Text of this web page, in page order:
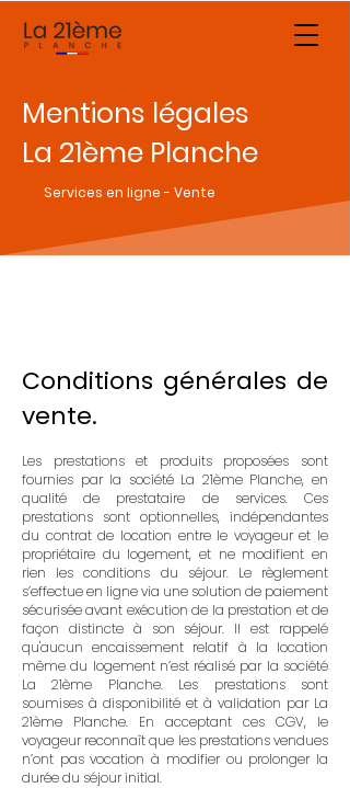
Mentions légales
La 21ème Planche
Services en ligne - Vente
Conditions générales de
vente.
Les prestations et produits proposées sont
fournies par la société La 21ème Planche, en
qualité de prestataire de services. Ces
prestations sont optionnelles, indépendantes
du contrat de location entre le voyageur et le
propriétaire du logement, et ne modifient en
rien les conditions du séjour. Le règlement
s’effectue en ligne via une solution de paiement
sécurisée avant exécution de la prestation et de
façon distincte à son séjour. Il est rappelé
qu'aucun encaissement relatif à la location
même du logement n’est réalisé par la société
La 21ème Planche. Les prestations sont
soumises à disponibilité et à validation par La
21ème Planche. En acceptant ces CGV, le
voyageur reconnaît que les prestations vendues
n’ont pas vocation à modifier ou prolonger la
durée du séjour initial.